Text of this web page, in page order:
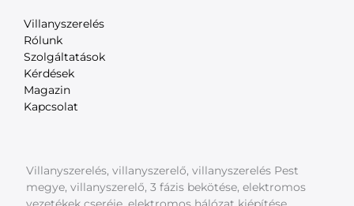
Villanyszerelés
Rólunk
Szolgáltatások
Kérdések
Magazin
Kapcsolat
Villanyszerelés, villanyszerelő, villanyszerelés Pest
megye, villanyszerelő, 3 fázis bekötése, elektromos